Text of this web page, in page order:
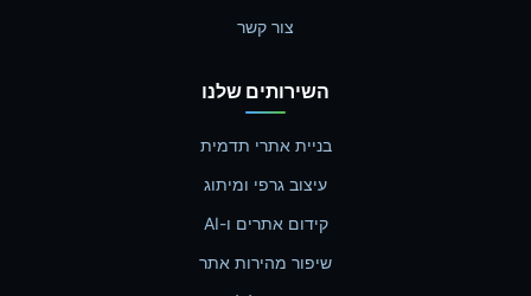
צור קשר
השירותים שלנו
בניית אתרי תדמית
עיצוב גרפי ומיתוג
קידום אתרים ו-AI
שיפור מהירות אתר